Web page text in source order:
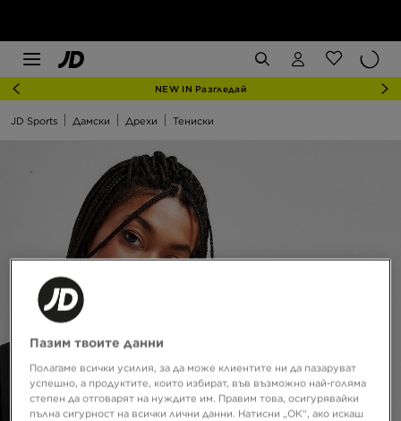
NEW IN Разгледай
JD Sports Дамски Дрехи Тениски
Пазим твоите данни
Полагаме всички усилия, за да може клиентите ни да пазаруват
успешно, а продуктите, които избират, във възможно най-голяма
степен да отговарят на нуждите им. Правим това, осигурявайки
пълна сигурност на всички лични данни. Натисни „ОК“, ако искаш